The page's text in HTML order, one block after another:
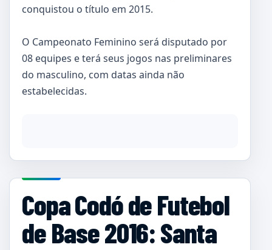
conquistou o título em 2015.
O Campeonato Feminino será disputado por
08 equipes e terá seus jogos nas preliminares
do masculino, com datas ainda não
estabelecidas.
Copa Codó de Futebol
de Base 2016: Santa